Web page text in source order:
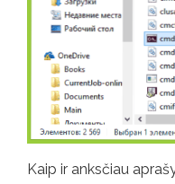
Kaip ir anksčiau